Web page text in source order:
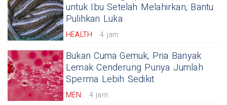
untuk Ibu Setelah Melahirkan, Bantu
Pulihkan Luka
HEALTH 4 jam
Bukan Cuma Gemuk, Pria Banyak
Lemak Cenderung Punya Jumlah
Sperma Lebih Sedikit
MEN 4 jam